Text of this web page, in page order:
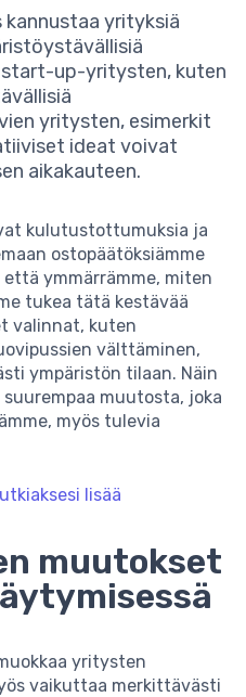
yrityksiä
start-up-yritysten, kuten
yritysten, esimerkit
ideat voivat
aikakauteen.
kulutustottumuksia ja
ostopäätöksiämme
ymmärrämme, miten
tukea tätä kestävää
valinnat, kuten
välttäminen,
ympäristön tilaan. Näin
muutosta, joka
myös tulevia
lisää
muutokset
yritysten
vaikuttaa merkittävästi